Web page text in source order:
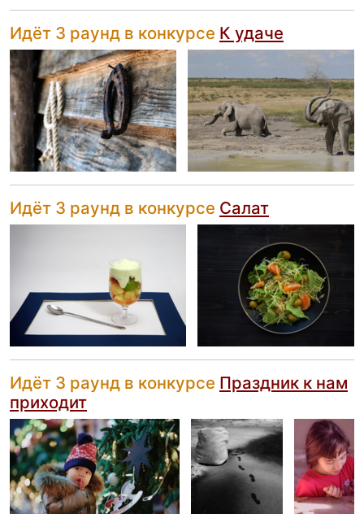
Идёт 3 раунд в конкурсе К удаче
Идёт 3 раунд в конкурсе Салат
Идёт 3 раунд в конкурсе Праздник к нам
приходит